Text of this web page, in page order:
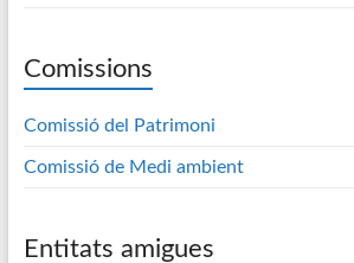
Comissions
Comissió del Patrimoni
Comissió de Medi ambient
Entitats amigues